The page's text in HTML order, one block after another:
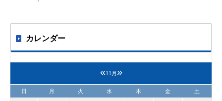
カレンダー
«11月 »
日 月 火 水 木 金 土